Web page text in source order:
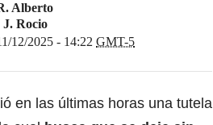
Alberto
J. Rocio
12/2025 - 14:22 GMT-5
en las últimas horas una tutela